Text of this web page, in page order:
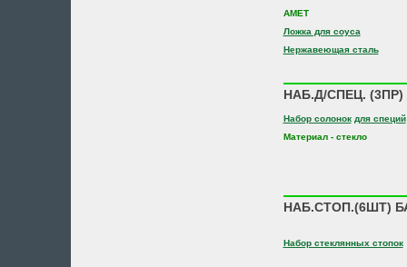
АМЕТ
Ложка для соуса
Нержавеющая сталь
НАБ.Д/СПЕЦ. (3ПР)
Набор солонок для специй
Материал - стекло
НАБ.СТОП.(6ШТ)
Набор стеклянных стопок